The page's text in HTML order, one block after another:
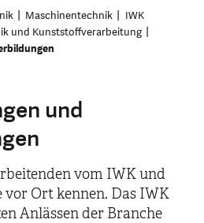
Maschinentechnik
IWK
und Kunststoffverarbeitung
und
vom IWK und
vor Ort kennen. Das IWK
Anlässen der Branche